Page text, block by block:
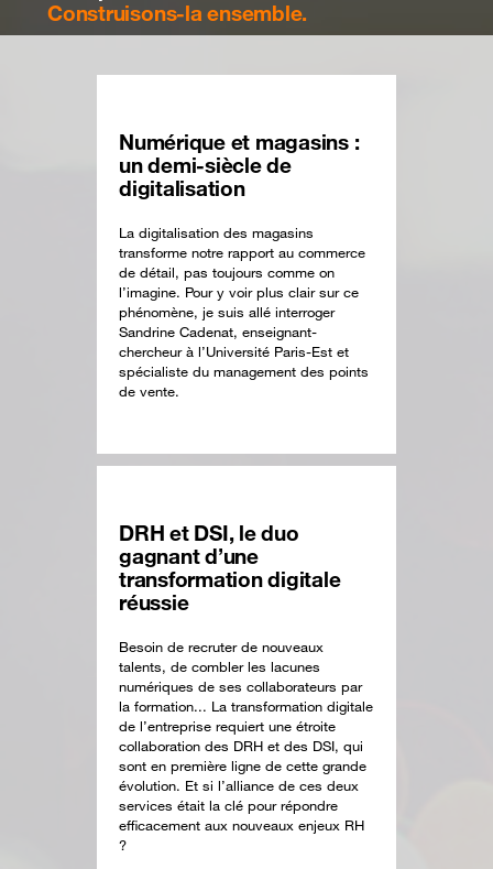
Construisons-la ensemble.
Numérique et magasins :
un demi-siècle de
digitalisation
La digitalisation des magasins
transforme notre rapport au commerce
de détail, pas toujours comme on
l’imagine. Pour y voir plus clair sur ce
phénomène, je suis allé interroger
Sandrine Cadenat, enseignant-
chercheur à l’Université Paris-Est et
spécialiste du management des points
de vente.
DRH et DSI, le duo
gagnant d’une
transformation digitale
réussie
Besoin de recruter de nouveaux
talents, de combler les lacunes
numériques de ses collaborateurs par
la formation... La transformation digitale
de l’entreprise requiert une étroite
collaboration des DRH et des DSI, qui
sont en première ligne de cette grande
évolution. Et si l’alliance de ces deux
services était la clé pour répondre
efficacement aux nouveaux enjeux RH
?